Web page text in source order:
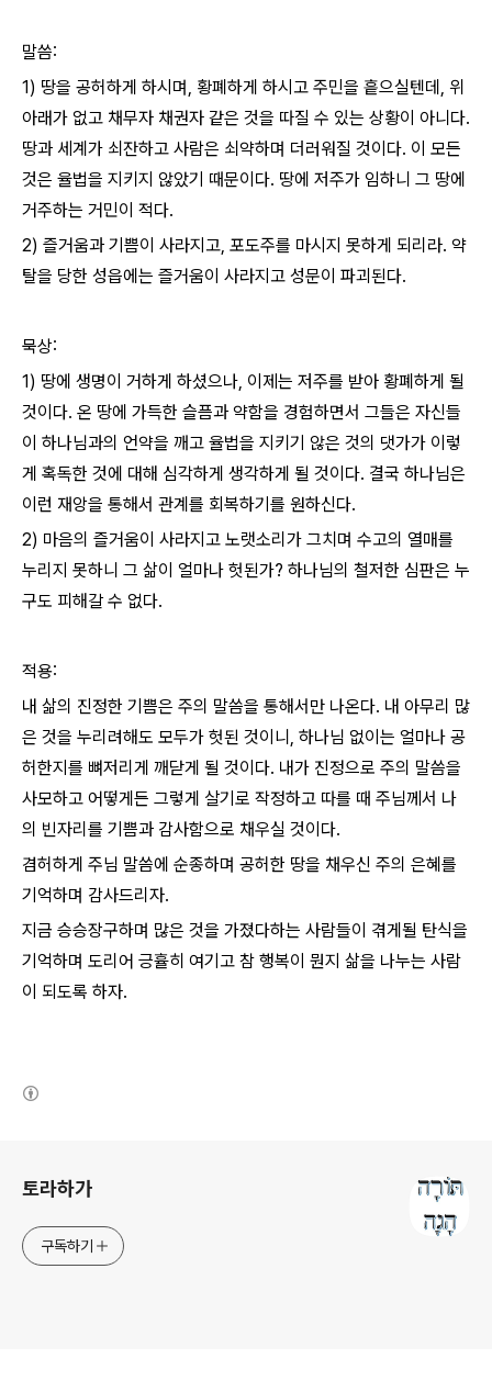
말씀:
1) 땅을 공허하게 하시며, 황폐하게 하시고 주민을 흩으실텐데, 위
아래가 없고 채무자 채권자 같은 것을 따질 수 있는 상황이 아니다.
땅과 세계가 쇠잔하고 사람은 쇠약하며 더러워질 것이다. 이 모든
것은 율법을 지키지 않았기 때문이다. 땅에 저주가 임하니 그 땅에
거주하는 거민이 적다.
2) 즐거움과 기쁨이 사라지고, 포도주를 마시지 못하게 되리라. 약
탈을 당한 성읍에는 즐거움이 사라지고 성문이 파괴된다.
묵상:
1) 땅에 생명이 거하게 하셨으나, 이제는 저주를 받아 황폐하게 될
것이다. 온 땅에 가득한 슬픔과 약함을 경험하면서 그들은 자신들
이 하나님과의 언약을 깨고 율법을 지키기 않은 것의 댓가가 이렇
게 혹독한 것에 대해 심각하게 생각하게 될 것이다. 결국 하나님은
이런 재앙을 통해서 관계를 회복하기를 원하신다.
2) 마음의 즐거움이 사라지고 노랫소리가 그치며 수고의 열매를
누리지 못하니 그 삶이 얼마나 헛된가? 하나님의 철저한 심판은 누
구도 피해갈 수 없다.
적용:
내 삶의 진정한 기쁨은 주의 말씀을 통해서만 나온다. 내 아무리 많
은 것을 누리려해도 모두가 헛된 것이니, 하나님 없이는 얼마나 공
허한지를 뼈저리게 깨닫게 될 것이다. 내가 진정으로 주의 말씀을
사모하고 어떻게든 그렇게 살기로 작정하고 따를 때 주님께서 나
의 빈자리를 기쁨과 감사함으로 채우실 것이다.
겸허하게 주님 말씀에 순종하며 공허한 땅을 채우신 주의 은혜를
기억하며 감사드리자.
지금 승승장구하며 많은 것을 가졌다하는 사람들이 겪게될 탄식을
기억하며 도리어 긍휼히 여기고 참 행복이 뭔지 삶을 나누는 사람
이 되도록 하자.
토라하가
구독하기